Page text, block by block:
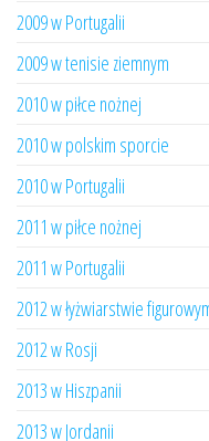
2009 w Portugalii
2009 w tenisie ziemnym
2010 w piłce nożnej
2010 w polskim sporcie
2010 w Portugalii
2011 w piłce nożnej
2011 w Portugalii
2012 w łyżwiarstwie
2012 w Rosji
2013 w Hiszpanii
2013 w Jordanii